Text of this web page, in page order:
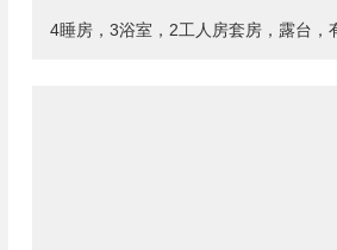
4睡房，3浴室，2工人房套房，露台，